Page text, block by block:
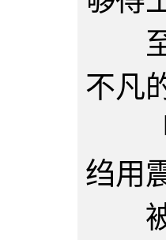
至
不凡
「
绉用
被